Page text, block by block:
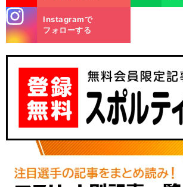
m
Instagramで
フォローする